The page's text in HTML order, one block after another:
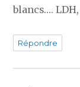
blancs….
Répondre